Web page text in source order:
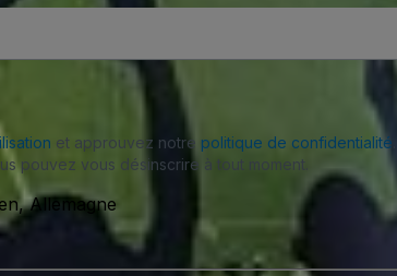
et approuvez notre politique de confidentialité
pouvez vous désinscrire à tout moment.
Allemagne